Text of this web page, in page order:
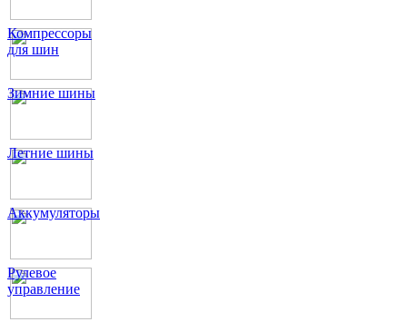
Компрессоры
для шин
Зимние шины
Летние шины
Аккумуляторы
Рулевое
управление